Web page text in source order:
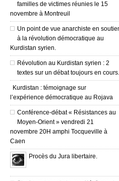
familles de victimes réunies le 15
novembre à Montreuil
Un point de vue anarchiste en
à la révolution démocratique au
Kurdistan syrien.
Révolution au Kurdistan syrien : 2
textes sur un débat toujours en cours.
Kurdistan : témoignage sur
l’expérience démocratique au Rojava
Conférence-débat « Résistances au
Moyen-Orient » vendredi 21
novembre 20H amphi Tocqueville à
Caen
Procès du Jura libertaire.